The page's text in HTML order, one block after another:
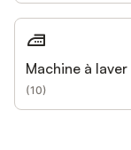
Machine à laver
(10)